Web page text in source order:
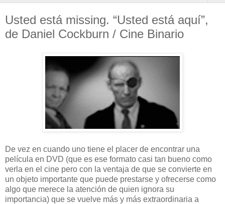
Usted está missing. “Usted está aquí”,
de Daniel Cockburn / Cine Binario
De vez en cuando uno tiene el placer de encontrar una
película en DVD (que es ese formato casi tan bueno como
verla en el cine pero con la ventaja de que se convierte en
un objeto importante que puede prestarse y ofrecerse como
algo que merece la atención de quien ignora su
importancia) que se vuelve más y más extraordinaria a